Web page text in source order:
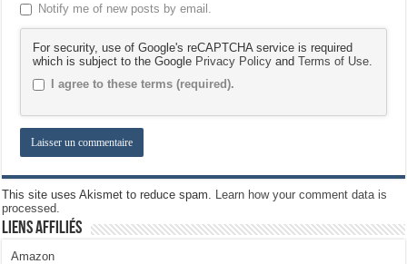
Notify me of new posts by email.
For security, use of Google's reCAPTCHA service is required
which is subject to the Google Privacy Policy andTerms of Use
I agree to these terms (required).
This site uses Akismet to reduce spam.
Learn how your comment data is
processed.
Liens Affiliés
Amazon